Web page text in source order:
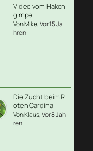
Video vom Haken
gimpel
Von Mike, Vor 15 Ja
hren
Die Zucht beim R
oten Cardinal
Von Klaus, Vor 8 Jah
ren